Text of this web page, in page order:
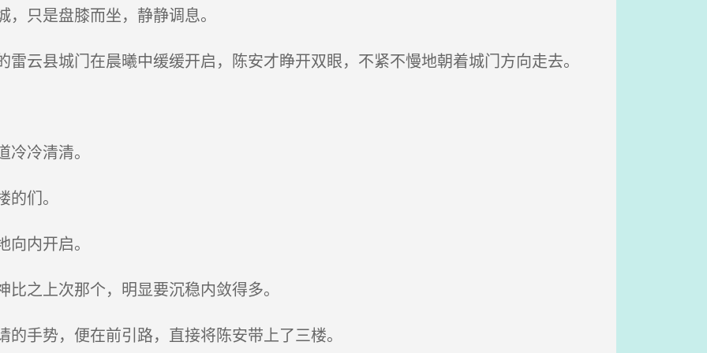
只是盘膝而坐，静静调息。
云县城门在晨曦中缓缓开启，陈安才睁开双眼，不紧不慢地朝着城门方向走去。
冷清清。
们。
内开启。
之上次那个，明显要沉稳内敛得多。
手势，便在前引路，直接将陈安带上了三楼。